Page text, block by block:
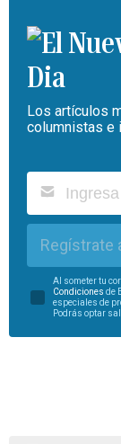
Los artículos
columnistas e
Regístrate
Al someter tu
Condiciones de
especiales de
Podrás optar